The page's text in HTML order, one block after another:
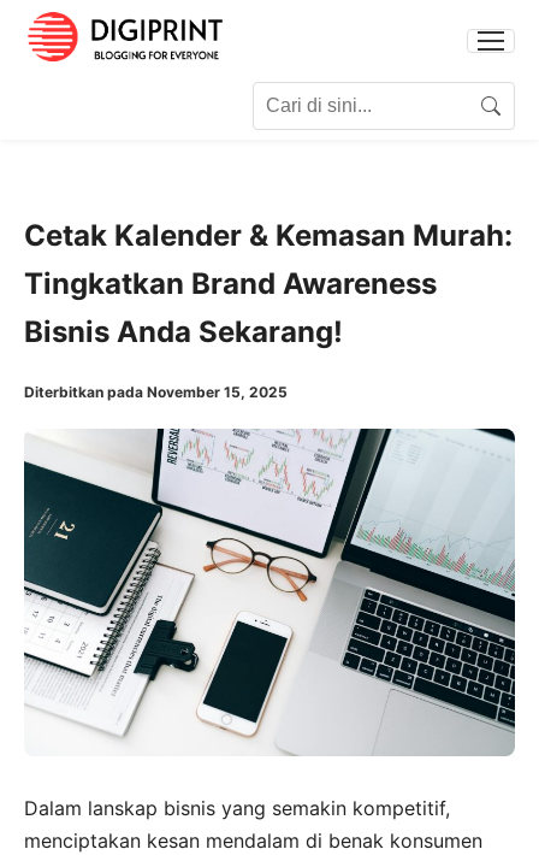
Search
Cetak Kalender & Kemasan Murah:
Tingkatkan Brand Awareness
Bisnis Anda Sekarang!
Diterbitkan pada November 15, 2025
Dalam lanskap bisnis yang semakin kompetitif,
menciptakan kesan mendalam di benak konsumen